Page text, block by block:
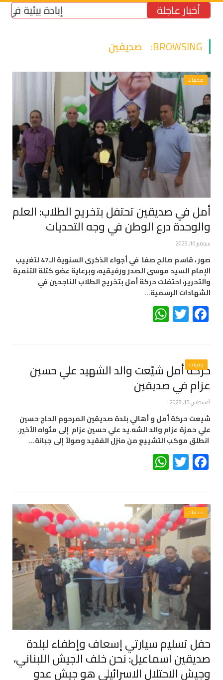
أخبار عاجلة إبادة بيئية في
BROWSING: صديقين
محليات
أمل في صديقين تحتفل بتخريج الطلاب: العلم
والوحدة درع الوطن في وجه التحديات
سبتمبر 10, 2025
صور ، قاسم صالح صفا في أجواء الذكرى السنوية الـ47 لتغييب
الإمام السيد موسى الصدر ورفيقيه، وبرعاية عضو كتلة التنمية
والتحرير، احتفلت حركة أمل بتخريج الطلاب الناجحين في
الشهادات الرسمية…
Facebook
Twitter
وفيات
حركة أمل شيّعت والد الشهيد علي حسين
عزام في صديقين
أغسطس 15, 2025
شيعت حركة أمل و أهالي بلدة صديقين المرحوم الحاج حسين
علي حمزة عزام والد الشه.يد علي حسين عزام إلى مثواه الأخير.
انطلق موكب التشييع من منزل الفقيد وصولاً إلى جبانة…
Facebook
Twitter
محليات
حفل تسليم سيارتي إسعاف وإطفاء لبلدة
صديقين اسماعيل: نحن خلف الجيش اللبناني،
وجيش الاحتلال الاسرائيلي هو جيش عدو